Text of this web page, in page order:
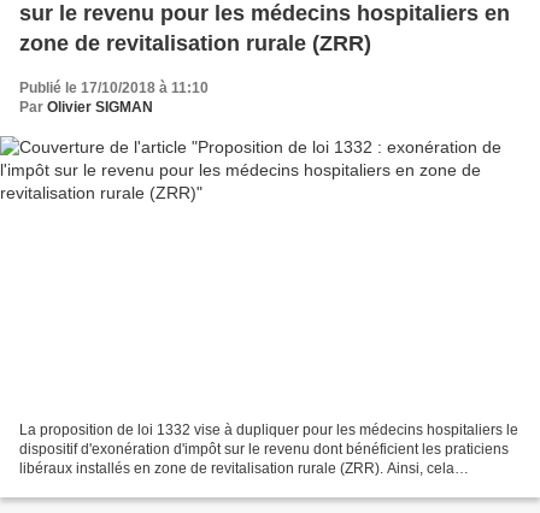
sur le revenu pour les médecins hospitaliers en
zone de revitalisation rurale (ZRR)
Publié le 17/10/2018 à 11:10
Par Olivier SIGMAN
La proposition de loi 1332 vise à dupliquer pour les médecins hospitaliers le
dispositif d'exonération d'impôt sur le revenu dont bénéficient les praticiens
libéraux installés en zone de revitalisation rurale (ZRR). Ainsi, cela